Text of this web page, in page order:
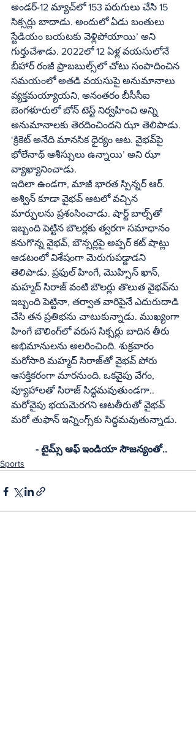
అండర్-12 మ్యాచ్‌లో 153 పరుగులు చేసి 15
సిక్సర్లు బాదాడు. అందులో ఏడు బంతులు
స్టేడియం బయటకు వెళ్లిపోయాయి’ అని
గుర్తుచేశాడు. 2022లో 12 ఏళ్ల వయసులోనే
బీహార్ రంజీ ప్రాబబుల్స్‌లో చోటు సంపాదించిన
సమయంలో అతడి వయసుపై అనుమానాలు
వ్యక్తమయ్యాయని, అనంతరం బీసీసీఐ
బెంగళూరులో బోన్ టెస్ట్ నిర్వహించి అన్ని
అనుమానాలకు తెరదించిందని ఝా తెలిపాడు.
‘క్రికెట్ అనేది మానసిక ధైర్యం ఆట. వైభవ్‌పై
భోలేనాథ్ ఆశీస్సులు ఉన్నాయి’ అని ఝా
వ్యాఖ్యానించాడు.
ఇదిలా ఉండగా, మాజీ భారత స్పిన్నర్ ఆర్.
అశ్విన్ కూడా వైభవ్ ఆటలో వచ్చిన
మార్పులను ప్రశంసించాడు. షార్ట్ బాల్స్‌తో
ఇబ్బంది పెట్టిన బౌలర్లకు త్వరగా సమాధానం
కనుగొన్న వైభవ్, బౌన్సర్లపై అప్పర్ కట్ షాట్లు
ఆడటంలో విశేషంగా మెరుగుపడ్డాడని
తెలిపాడు. ప్రఫుల్ హింగే, మొహ్సిన్ ఖాన్,
మహ్మద్ సిరాజ్ వంటి బౌలర్లు తొలుత వైభవ్‌ను
ఇబ్బంది పెట్టినా, తర్వాత వారిపైనే ఎదురుదాడి
చేసి తన ప్రతిభను చాటుకున్నాడు. ముఖ్యంగా
హింగే బౌలింగ్‌లో వరుస సిక్సర్లు బాదిన తీరు
అభిమానులను అలరించింది. శుక్రవారం
మరోసారి మహ్మద్ సిరాజ్‌తో వైభవ్ పోరు
ఆసక్తికరంగా మారనుంది. ఒకవైపు వేగం,
వ్యూహాలతో సిరాజ్ సిద్ధమవుతుండగా..
మరోవైపు భయమెరగని ఆటతీరుతో వైభవ్
మరో తుఫాన్ ఇన్నింగ్స్‌కు సిద్ధమవుతున్నాడు.
	- టైమ్స్ ఆఫ్ ఇండియా సౌజన్యంతో..
Sports